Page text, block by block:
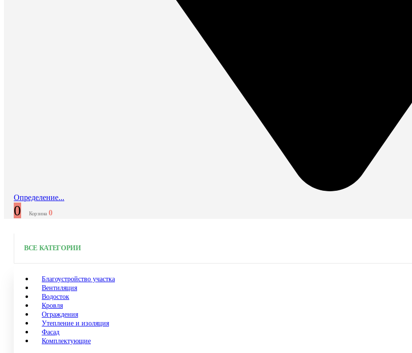
Определение...
0 Корзина 0
ВСЕ КАТЕГОРИИ
Благоустройство участка
Вентиляция
Водосток
Кровля
Ограждения
Утепление и изоляция
Фасад
Комплектующие